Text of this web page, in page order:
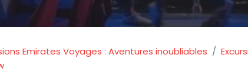
Emirates Voyages : Aventures inoubliables